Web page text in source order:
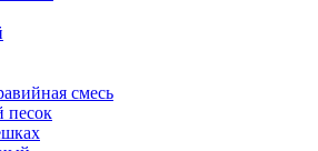
смесь
песок